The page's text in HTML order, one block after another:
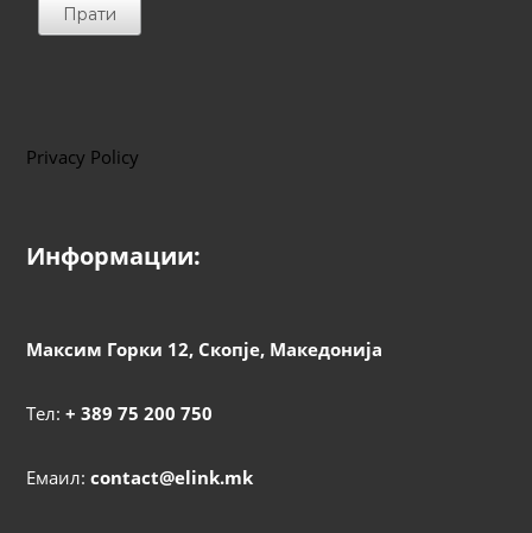
Прати
Privacy Policy
Информации:
Максим Горки 12, Скопје, Македонија
Тел: + 389 75 200 750
Емаил: contact@elink.mk